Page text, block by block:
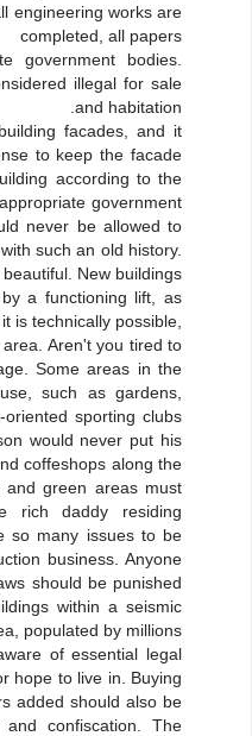
engineering works are
completed, all papers
government bodies.
illegal for sale
and habitation.
facades, and it
to keep the facade
according to the
government
never be allowed to
such an old history.
New buildings
a functioning lift, as
is technically possible,
Aren't you tired to
Some areas in the
such as gardens,
sporting clubs
would never put his
coffeshops along the
and green areas must
rich daddy residing
so many issues to be
business. Anyone
should be punished
within a seismic
populated by millions
of essential legal
hope to live in. Buying
added should also be
confiscation. The